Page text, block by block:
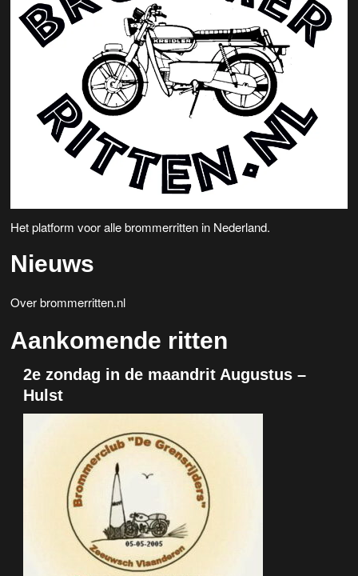
Het platform voor alle brommerritten in Nederland.
Nieuws
Over brommerritten.nl
Aankomende ritten
2e zondag in de maandrit Augustus –
Hulst